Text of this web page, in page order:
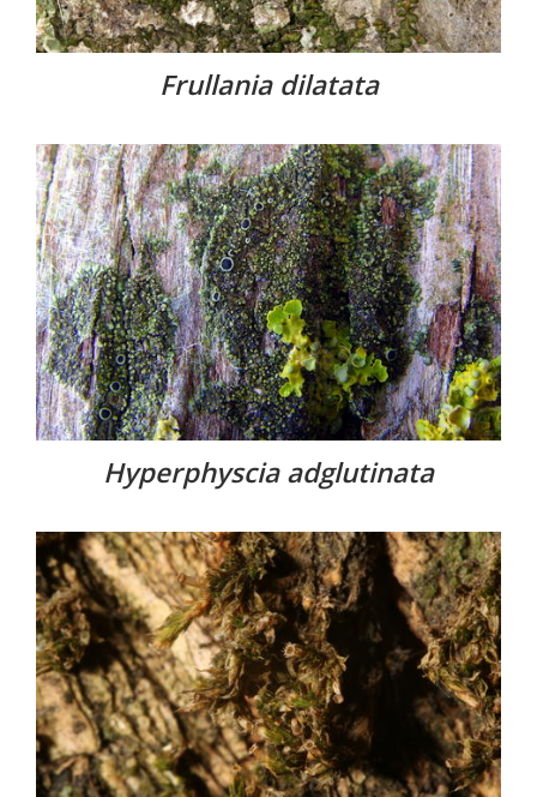
Frullania dilatata
Hyperphyscia adglutinata